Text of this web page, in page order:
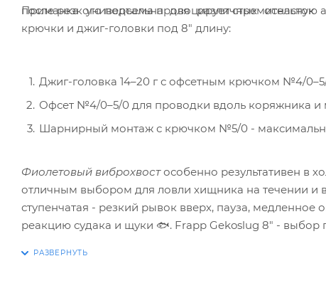
после резкого подъема провоцирует стремительную
Приманка универсальна для различных
крючки и джиг-головки под 8" длину:
Джиг-головка 14–20 г с офсетным крючком №4/
Офсет №4/0–5/0 для проводки вдоль коряжника и
Шарнирный монтаж с крючком №5/0 -
Фиолетовый виброхвостособенно результативен в
отличным выбором для ловли хищника на течении и
ступенчатая - резкий рывок вверх, пауза,
реакцию судака и щуки 🐟. Frapp Gekoslug 8" -